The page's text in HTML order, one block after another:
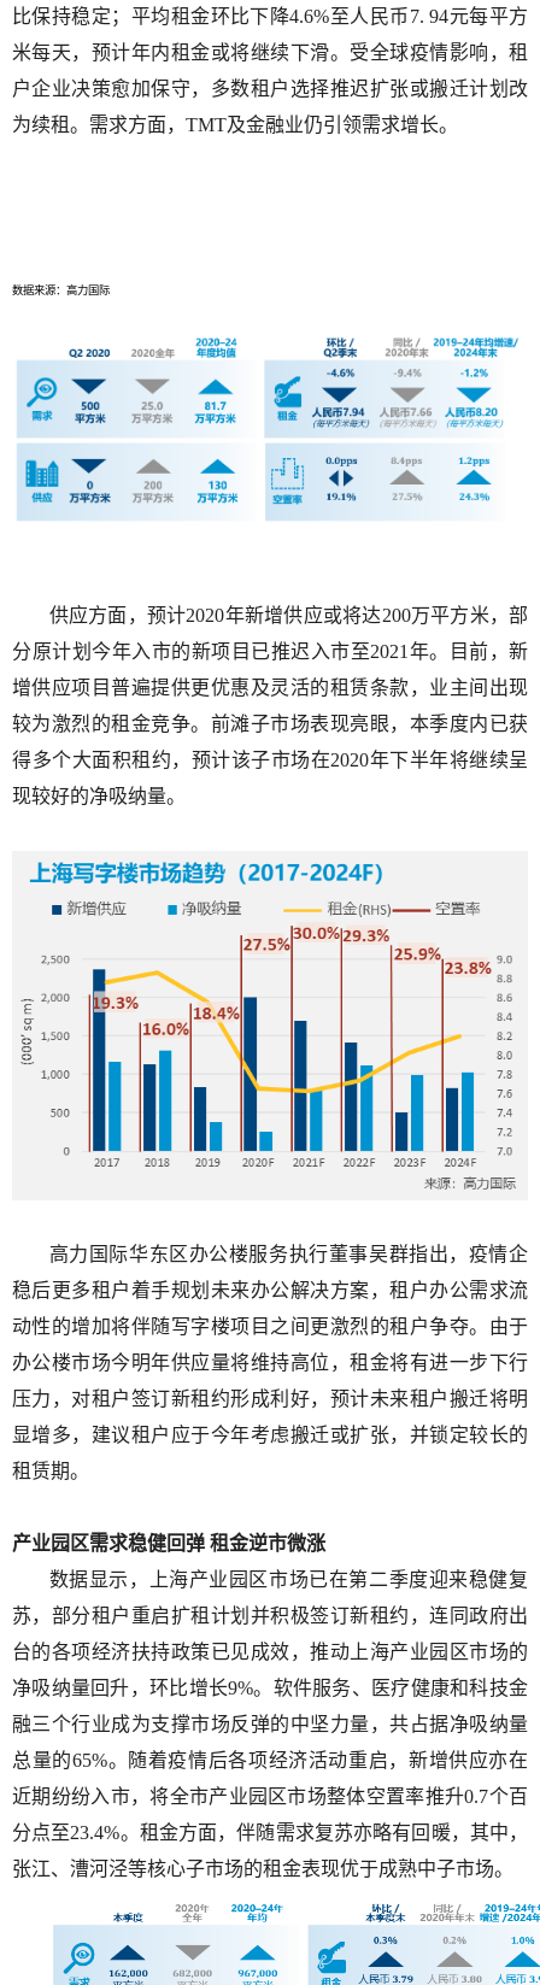
比保持稳定；平均租金环比下降4.6%至人民币 7. 94元每平方
米每天，预计年内租金或将继续下滑。受全球疫情影响，租
户企业决策愈加保守，多数租户选择推迟扩张或搬迁计划改
为续租。需求方面， TMT及金融业仍引领需求增长。
数据来源：高力国际
供应方面，预计2020年新增供应或将达200万平方米，部
分原计划今年入市的新项目已推迟入市至2021 年。目前，新
增供应项目普遍提供更优惠及灵活的租赁条款，业主间出现
较为激烈的租金竞争。前滩子市场表现亮眼，本季度内已获
得多个大面积租约，预计该子市场在2020年下半年将继续呈
现较好的净吸纳量。
高力国际华东区办公楼服务执行董事吴群指出，疫情企
稳后更多租户着手规划未来办公解决方案，租户办公需求流
动性的增加将伴随写字楼项目之间更激烈的租户争夺。由于
办公楼市场今明年供应量将维持高位，租金将有进一步下行
压力，对租户签订新租约形成利好，预计未来租户搬迁将明
显增多，建议租户应于今年考虑搬迁或扩张，并锁定较长的
租赁期。
产业园区需求稳健回弹 租金逆市微涨
数据显示，上海产业园区市场已在第二季度迎来稳健复
苏，部分租户重启扩租计划并积极签订新租约，连同政府出
台的各项经济扶持政策已见成效，推动上海产业园区市场的
净吸纳量回升，环比增长9%。软件服务、医疗健康和科技金
融三个行业成为支撑市场反弹的中坚力量，共占据净吸纳量
总量的65%。随着疫情后各项经济活动重启，新增供应亦在
近期纷纷入市，将全市产业园区市场整体空置率推升0.7个百
分点至23.4%。租金方面，伴随需求复苏亦略有回暖，其中，
张江、漕河泾等核心子市场的租金表现优于成熟中子市场。